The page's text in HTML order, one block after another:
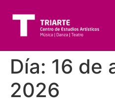
Día: 16 de
2026